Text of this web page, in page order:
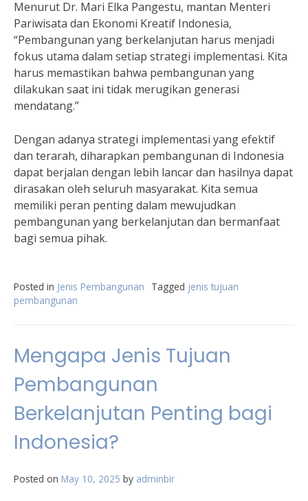
Menurut Dr. Mari Elka Pangestu, mantan Menteri
Pariwisata dan Ekonomi Kreatif Indonesia,
“Pembangunan yang berkelanjutan harus menjadi
fokus utama dalam setiap strategi implementasi. Kita
harus memastikan bahwa pembangunan yang
dilakukan saat ini tidak merugikan generasi
mendatang.”
Dengan adanya strategi implementasi yang efektif
dan terarah, diharapkan pembangunan di Indonesia
dapat berjalan dengan lebih lancar dan hasilnya dapat
dirasakan oleh seluruh masyarakat. Kita semua
memiliki peran penting dalam mewujudkan
pembangunan yang berkelanjutan dan bermanfaat
bagi semua pihak.
Posted in Jenis Pembangunan Tagged jenis tujuan
pembangunan
Mengapa Jenis Tujuan
Pembangunan
Berkelanjutan Penting bagi
Indonesia?
Posted on May 10, 2025 by adminbir